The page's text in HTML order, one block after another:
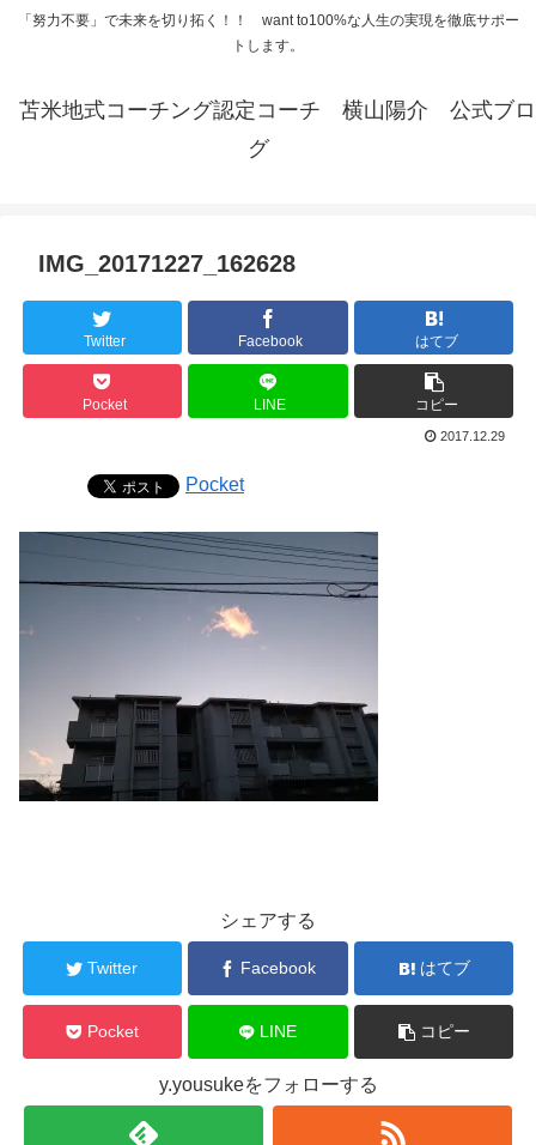
「努力不要」で未来を切り拓く！！ want to100%な人生の実現を徹底サポー
トします。
苫米地式コーチング認定コーチ 横山陽介 公式ブロ
グ
IMG_20171227_162628
Twitter Facebook はてブ
Pocket LINE コピー
2017.12.29
Pocket
シェアする
Twitter Facebook はてブ
Pocket LINE コピー
y.yousukeをフォローする